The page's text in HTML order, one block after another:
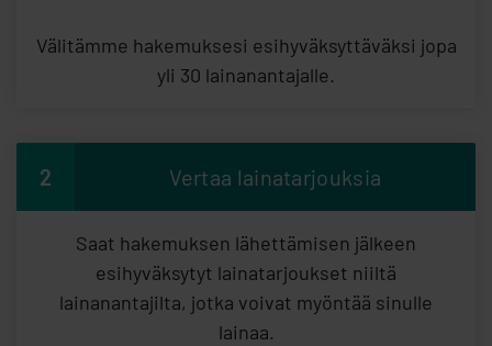
Välitämme hakemuksesi esihyväksyttäväksi jopa
yli 30 lainanantajalle.
2 Vertaa lainatarjouksia
Saat hakemuksen lähettämisen jälkeen
esihyväksytyt lainatarjoukset niiltä
lainanantajilta, jotka voivat myöntää sinulle
lainaa.